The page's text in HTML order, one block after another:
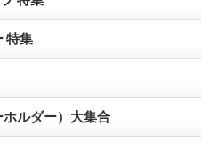
特集
ルダー）大集合